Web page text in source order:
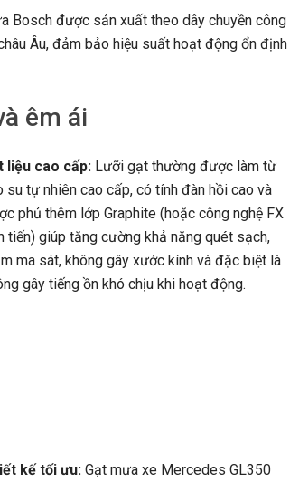
Bosch được sản xuất theo dây chuyền công
Âu, đảm bảo hiệu suất hoạt động ổn định
êm ái
liệu cao cấp: Lưỡi gạt thường được làm từ
su tự nhiên cao cấp, có tính đàn hồi cao và
phủ thêm lớp Graphite (hoặc công nghệ FX
tiến) giúp tăng cường khả năng quét sạch,
ma sát, không gây xước kính và đặc biệt là
gây tiếng ồn khó chịu khi hoạt động.
kế tối ưu: Gạt mưa xe Mercedes GL350